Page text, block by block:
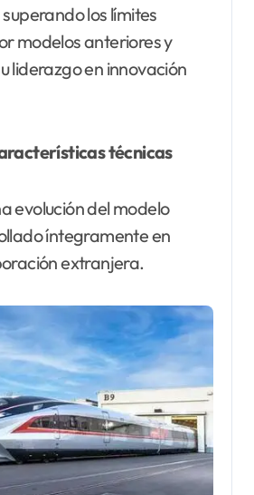
los límites
modelos anteriores y
liderazgo en innovación
técnicas
evolución del modelo
íntegramente en
extranjera.